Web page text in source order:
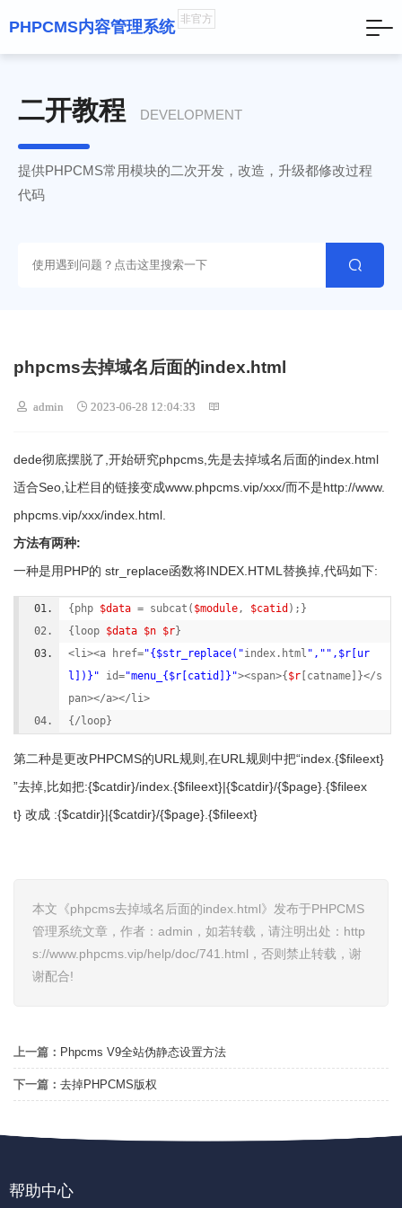
PHPCMS内容管理系统 非官方
二开教程 DEVELOPMENT
提供PHPCMS常用模块的二次开发，改造，升级都修改过程
代码

phpcms去掉域名后面的index.html
 admin  2023-06-28 12:04:33 
dede彻底摆脱了,开始研究phpcms,先是去掉域名后面的index.html
适合Seo,让栏目的链接变成www.phpcms.vip/xxx/而不是http://www.
phpcms.vip/xxx/index.html.
方法有两种:
一种是用PHP的 str_replace函数将INDEX.HTML替换掉,代码如下:
{php $data = subcat( $module, $catid );}
{loop $data $n $r}
<li><a href="{$str_replace("index.html "," ",$r[ur
l])}" id="menu_{$r[catid]}"><span>{ $r [catname]}</s
pan></a></li>
{/loop}
第二种是更改PHPCMS的URL规则,在URL规则中把“index.{$fileext}
”去掉,比如把:{$catdir}/index.{$fileext}|{$catdir}/{$page}.{$fileex
t} 改成 :{$catdir}|{$catdir}/{$page}.{$fileext}
本文《phpcms去掉域名后面的index.html》发布于PHPCMS
管理系统文章，作者：admin，如若转载，请注明出处：http
s://www.phpcms.vip/help/doc/741.html，否则禁止转载，谢
谢配合!
上一篇： Phpcms V9全站伪静态设置方法
下一篇： 去掉PHPCMS版权
帮助中心